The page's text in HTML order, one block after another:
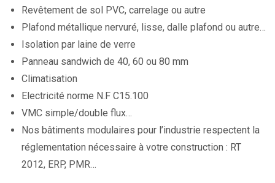
Revêtement de sol PVC, carrelage ou autre
Plafond métallique nervuré, lisse, dalle plafond ou autre…
Isolation par laine de verre
Panneau sandwich de 40, 60 ou 80 mm
Climatisation
Electricité norme N.F C15.100
VMC simple/double flux…
Nos bâtiments modulaires pour l’industrie respectent la
réglementation nécessaire à votre construction : RT
2012, ERP, PMR…